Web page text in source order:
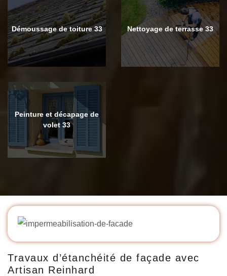
Démoussage de toiture 33 Nettoyage de terrasse 33
Peinture et décapage de
volet 33
Travaux d’étanchéité de façade avec
Artisan Reinhard